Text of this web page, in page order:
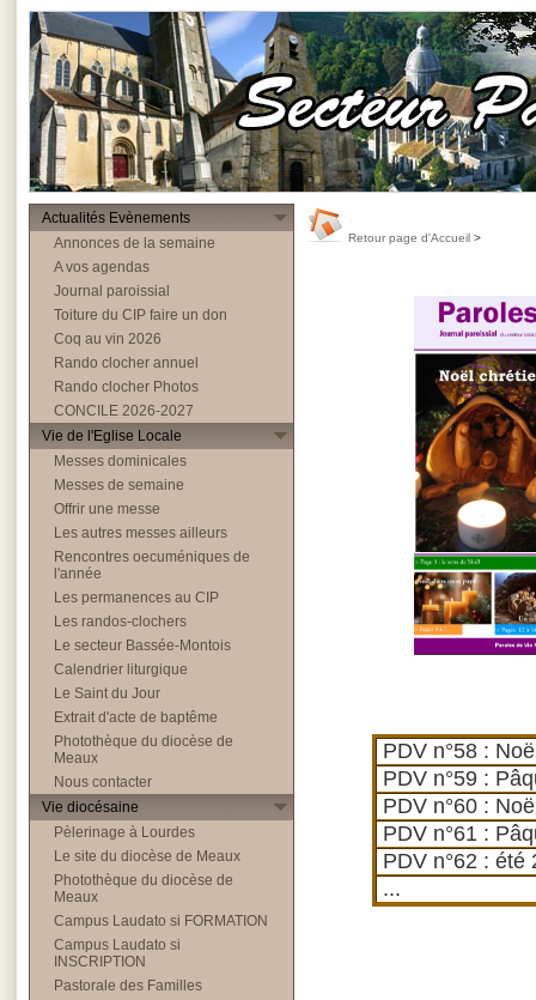
Actualités Evènements
Annonces de la semaine
A vos agendas
Journal paroissial
Toiture du CIP faire un don
Coq au vin 2026
Rando clocher annuel
Rando clocher Photos
CONCILE 2026-2027
Vie de l'Eglise Locale
Messes dominicales
Messes de semaine
Offrir une messe
Les autres messes ailleurs
Rencontres oecuméniques de
l'année
Les permanences au CIP
Les randos-clochers
Le secteur Bassée-Montois
Calendrier liturgique
Le Saint du Jour
Extrait d'acte de baptême
Photothèque du diocèse de
Meaux
Nous contacter
Vie diocésaine
Pèlerinage à Lourdes
Le site du diocèse de Meaux
Photothèque du diocèse de
Meaux
Campus Laudato si FORMATION
Campus Laudato si
INSCRIPTION
Pastorale des Familles
Retour page d'Accueil >
PDV n°58 :
PDV n°59 :
PDV n°60 :
PDV n°61 :
PDV n°62 : été
...